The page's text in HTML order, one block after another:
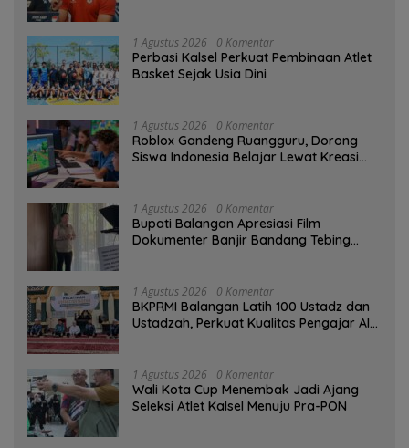
1 Agustus 2026 0 Komentar
Perbasi Kalsel Perkuat Pembinaan Atlet
Basket Sejak Usia Dini
1 Agustus 2026 0 Komentar
Roblox Gandeng Ruangguru, Dorong
Siswa Indonesia Belajar Lewat Kreasi
1 Agustus 2026 0 Komentar
Bupati Balangan Apresiasi Film
Dokumenter Banjir Bandang Tebing
1 Agustus 2026 0 Komentar
BKPRMI Balangan Latih 100 Ustadz dan
Ustadzah, Perkuat Kualitas Pengajar Al-
1 Agustus 2026 0 Komentar
Wali Kota Cup Menembak Jadi Ajang
Seleksi Atlet Kalsel Menuju Pra-PON